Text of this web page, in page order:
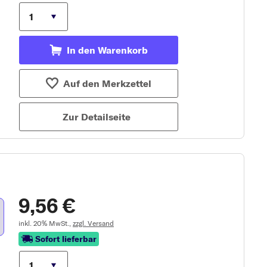
In den Warenkorb
Auf den Merkzettel
Zur Detailseite
9,56 €
inkl. 20% MwSt., zzgl. Versand
Sofort lieferbar